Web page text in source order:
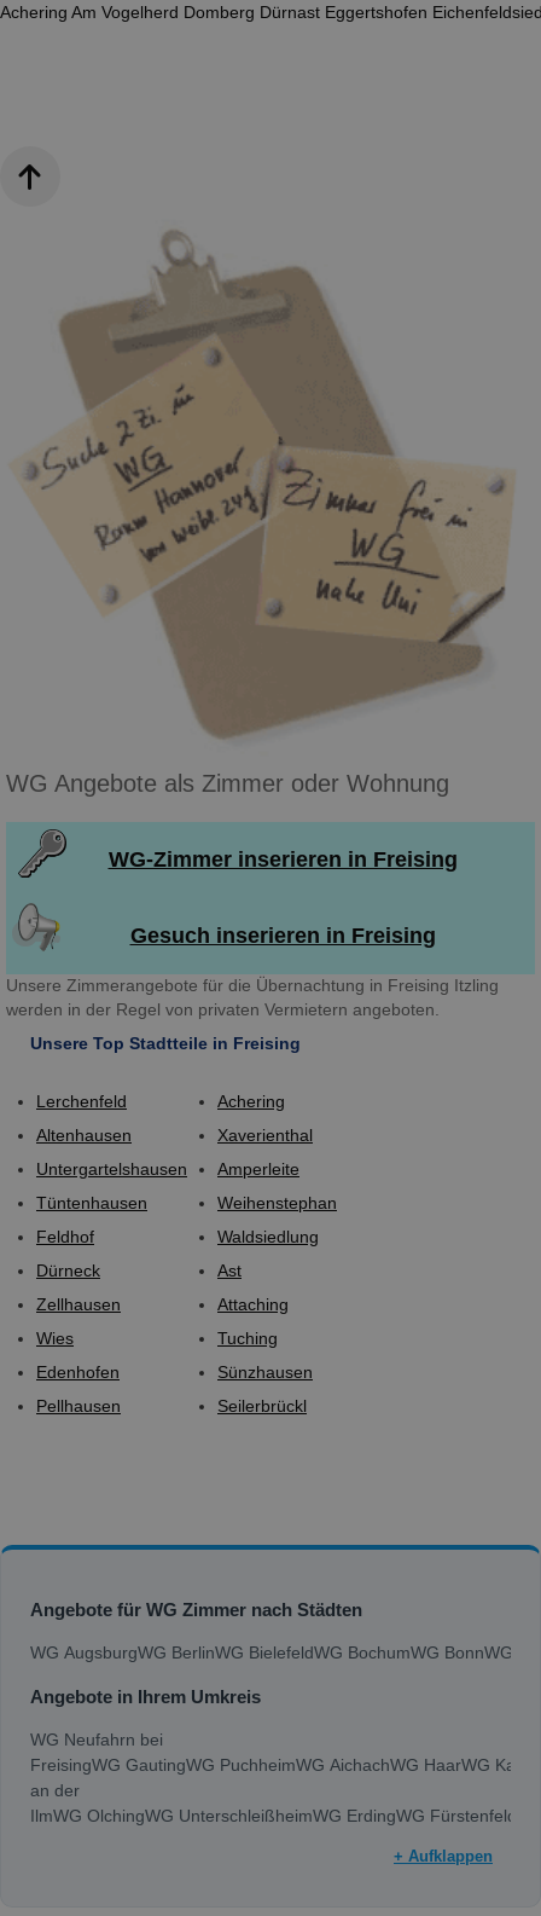
Achering Am Vogelherd Domberg Dürnast Eggertshofen
WG Angebote als Zimmer oder Wohnung
WG-Zimmer inserieren in Freising
Gesuch inserieren in Freising
Unsere Zimmerangebote für die Übernachtung in Freising Itzling
werden in der Regel von privaten Vermietern angeboten.
Unsere Top Stadtteile in Freising
Lerchenfeld
Altenhausen
Untergartelshausen
Tüntenhausen
Feldhof
Dürneck
Zellhausen
Wies
Edenhofen
Pellhausen
Achering
Xaverienthal
Amperleite
Weihenstephan
Waldsiedlung
Ast
Attaching
Tuching
Sünzhausen
Seilerbrückl
Angebote für WG Zimmer nach Städten
WG AugsburgWG BerlinWG BielefeldWG BochumWG BonnWG
Angebote in Ihrem Umkreis
WG Neufahrn bei
FreisingWG GautingWG PuchheimWG AichachWG HaarWG
an der
IlmWG OlchingWG UnterschleißheimWG ErdingWG
+ Aufklappen